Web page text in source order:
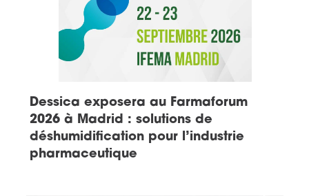
Dessica exposera au Farmaforum
2026 à Madrid : solutions de
déshumidification pour l’industrie
pharmaceutique